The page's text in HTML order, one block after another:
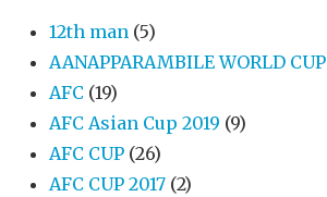
12th man (5)
AANAPPARAMBILE WORLD CUP
AFC (19)
AFC Asian Cup 2019 (9)
AFC CUP (26)
AFC CUP 2017 (2)